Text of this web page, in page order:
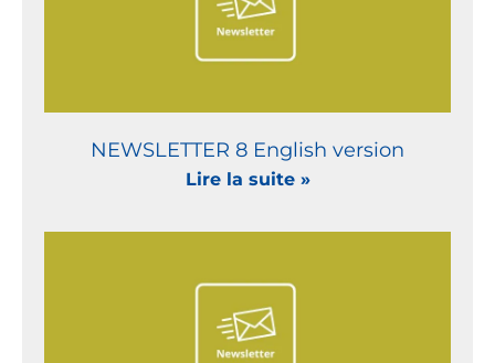
NEWSLETTER 8 English version
Lire la suite »